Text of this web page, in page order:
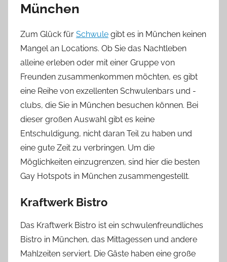
München
Zum Glück für Schwule gibt es in München keinen
Mangel an Locations. Ob Sie das Nachtleben
alleine erleben oder mit einer Gruppe von
Freunden zusammenkommen möchten, es gibt
eine Reihe von exzellenten Schwulenbars und -
clubs, die Sie in München besuchen können. Bei
dieser großen Auswahl gibt es keine
Entschuldigung, nicht daran Teil zu haben und
eine gute Zeit zu verbringen. Um die
Möglichkeiten einzugrenzen, sind hier die besten
Gay Hotspots in München zusammengestellt.
Kraftwerk Bistro
Das Kraftwerk Bistro ist ein schwulenfreundliches
Bistro in München, das Mittagessen und andere
Mahlzeiten serviert. Die Gäste haben eine große